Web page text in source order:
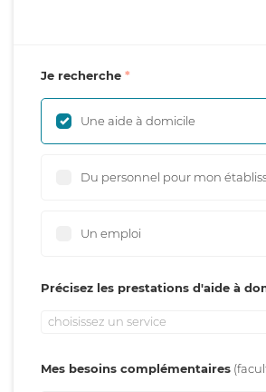
Je recherche
Une aide à domicile
Du personnel pour mon
Un emploi
Précisez les prestations d'aide à
choisissez un service
Mes besoins complémentaires